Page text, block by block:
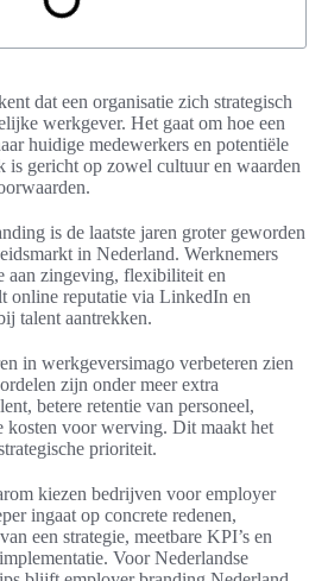
dat een organisatie zich strategisch
werkgever. Het gaat om hoe een
huidige medewerkers en potentiële
is gericht op zowel cultuur en waarden
is de laatste jaren groter geworden
in Nederland. Werknemers
aan zingeving, flexibiliteit en
online reputatie via LinkedIn en
talent aantrekken.
in werkgeversimago verbeteren zien
zijn onder meer extra
betere retentie van personeel,
kosten voor werving. Dit maakt het
prioriteit.
kiezen bedrijven voor employer
ingaat op concrete redenen,
een strategie, meetbare KPI’s en
Voor Nederlandse